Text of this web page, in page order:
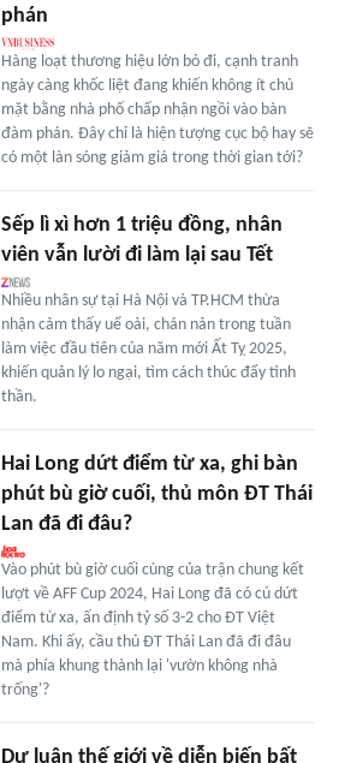
phán
Hàng loạt thương hiệu lớn bỏ đi, cạnh tranh
ngày càng khốc liệt đang khiến không ít chủ
mặt bằng nhà phố chấp nhận ngồi vào bàn
đàm phán. Đây chỉ là hiện tượng cục bộ hay sẽ
có một làn sóng giảm giá trong thời gian tới?
Sếp lì xì hơn 1 triệu đồng, nhân
viên vẫn lười đi làm lại sau Tết
Nhiều nhân sự tại Hà Nội và TP.HCM thừa
nhận cảm thấy uể oải, chán nản trong tuần
làm việc đầu tiên của năm mới Ất Tỵ 2025,
khiến quản lý lo ngại, tìm cách thúc đẩy tinh
thần.
Hai Long dứt điểm từ xa, ghi bàn
phút bù giờ cuối, thủ môn ĐT Thái
Lan đã đi đâu?
Vào phút bù giờ cuối cùng của trận chung kết
lượt về AFF Cup 2024, Hai Long đã có cú dứt
điểm từ xa, ấn định tỷ số 3-2 cho ĐT Việt
Nam. Khi ấy, cầu thủ ĐT Thái Lan đã đi đâu
mà phía khung thành lại 'vườn không nhà
trống'?
Dư luận thế giới về diễn biến bất